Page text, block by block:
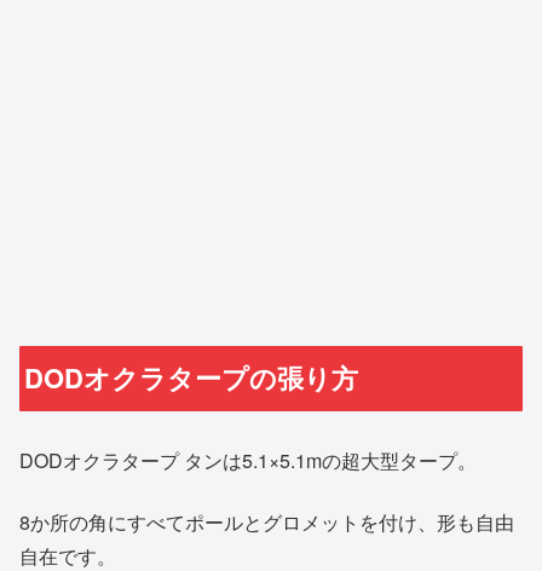
DODオクラタープの張り方
DODオクラタープ タンは5.1×5.1mの超大型タープ。
8か所の角にすべてポールとグロメットを付け、形も自由
自在です。